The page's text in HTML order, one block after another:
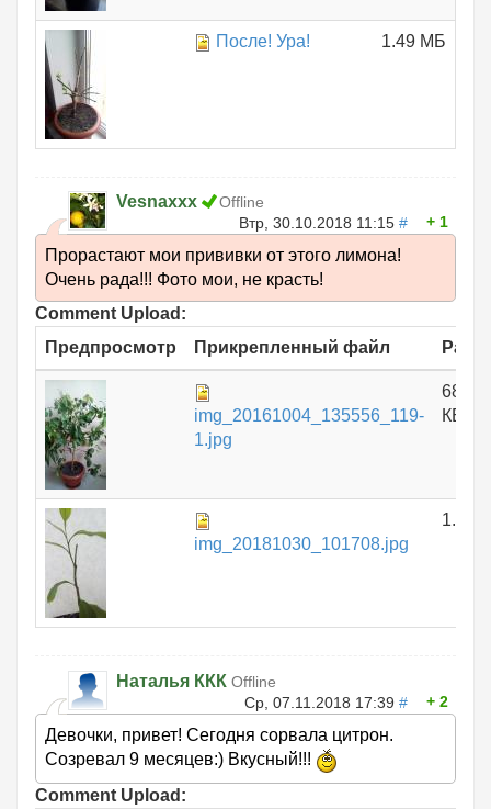
После! Ура! 1.49 МБ
Vesnaxxx
Offline
Втр, 30.10.2018 11:15 # 1
Прорастают мои прививки от этого лимона!
Очень рада!!! Фото мои, не красть!
Comment Upload:
Предпросмотр
Прикрепленный файл
img_20161004_135556_119-
1.jpg
КБ
img_20181030_101708.jpg
1.51
Наталья ККК Offline
Ср, 07.11.2018 17:39 # 2
Девочки, привет! Сегодня сорвала цитрон.
Созревал 9 месяцев:) Вкусный!!!
Comment Upload: